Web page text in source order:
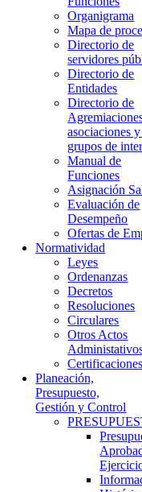
Organigrama
Mapa de
Directorio de
servidores
Directorio de
Entidades
Directorio de
asociaciones
grupos de
Manual de
Funciones
Asignación
Evaluación de
Desempeño
Ofertas de
Normatividad
Leyes
Ordenanzas
Decretos
Resoluciones
Circulares
Otros Actos
Certificaciones
Planeación,
Presupuesto,
Gestión y Control